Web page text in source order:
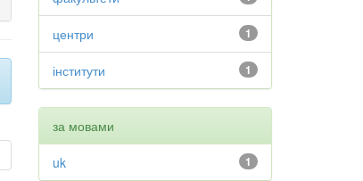
1
центри
1
інститути
за мовами
1
uk